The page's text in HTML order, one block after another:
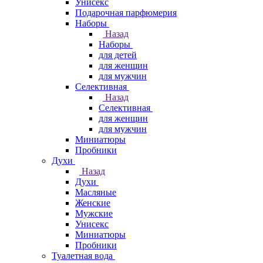
Унисекс
Подарочная парфюмерия
Наборы
Назад
Наборы
для детей
для женщин
для мужчин
Селективная
Назад
Селективная
для женщин
для мужчин
Миниатюры
Пробники
Духи
Назад
Духи
Масляные
Женские
Мужские
Унисекс
Миниатюры
Пробники
Туалетная вода